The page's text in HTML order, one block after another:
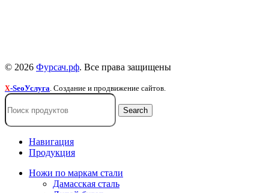
© 2026 Фурсач.рф. Все права защищены
X-SeoУслуга. Создание и продвижение сайтов.
Search
Навигация
Продукция
Ножи по маркам стали
Дамасская сталь